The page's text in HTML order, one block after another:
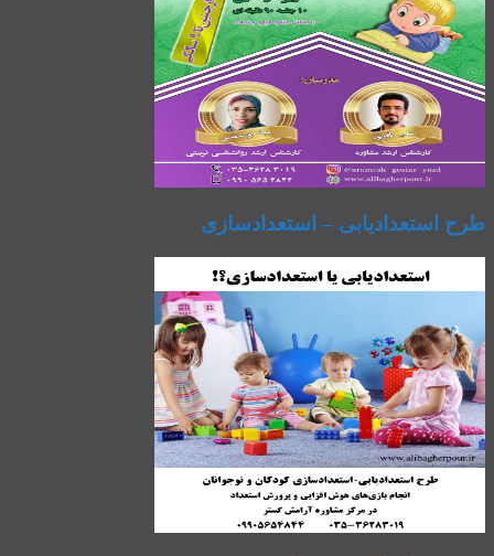
طرح استعدادیابی – استعدادسازی